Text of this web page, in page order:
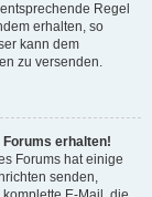
Regel
erhalten, so
kann dem
zu versenden.
Forums erhalten!
Forums hat einige
senden,